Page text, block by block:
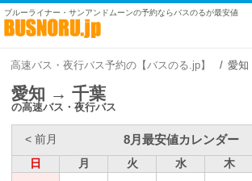
ブルーライナー・サンアンドムーンの予約ならバスのるが最安値
高速バス・夜行バス予約の【バスのる.jp】 愛知
愛知 → 千葉
の高速バス・夜行バス
< 前月 8月最安値カレンダー
日
月 火 水 木